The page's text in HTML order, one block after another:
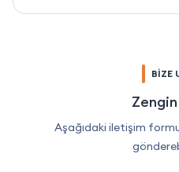
BİZE
Aşağıdaki iletişim